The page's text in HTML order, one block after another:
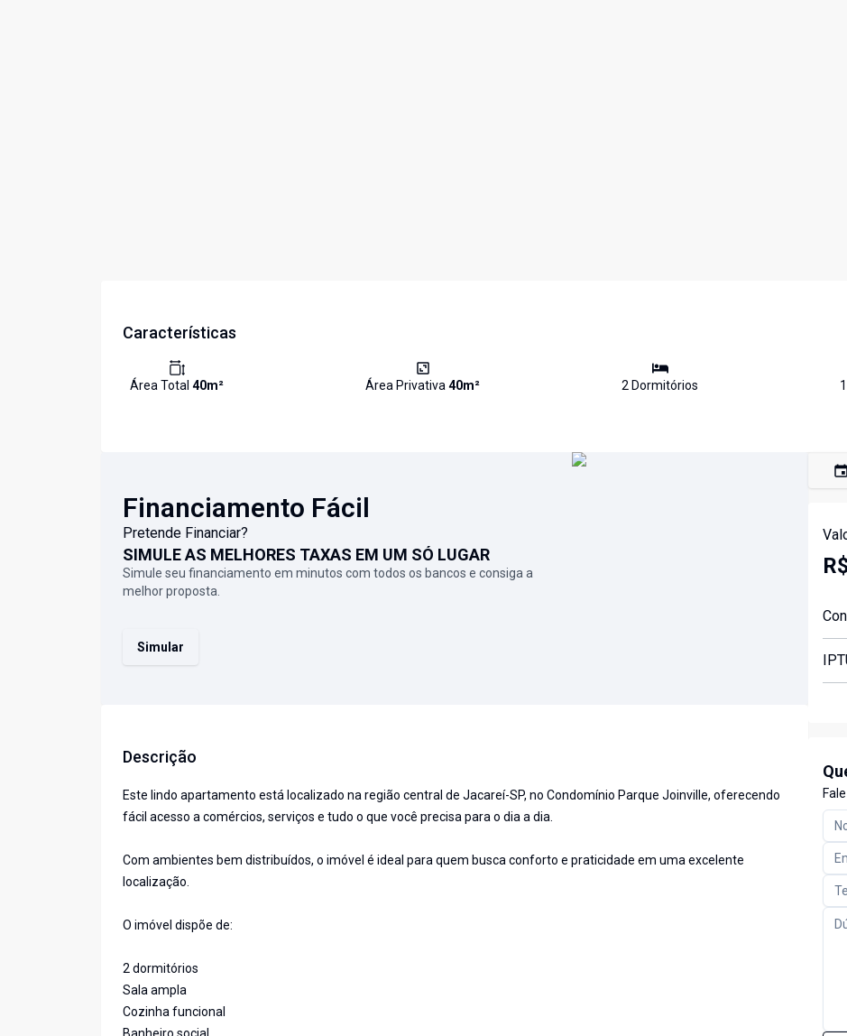
Características
Área Total 40m² Área Privativa40m² 2 Dormitórios 1
Financiamento Fácil
Pretende Financiar?
SIMULE AS MELHORES TAXAS EM UM SÓ LUGAR
Simule seu financiamento em minutos com todos os bancos e consiga a
melhor proposta.
Simular
Descrição
Este lindo apartamento está localizado na região central de Jacareí-SP, no Condomínio Parque Joinville, oferecendo
fácil acesso a comércios, serviços e tudo o que você precisa para o dia a dia.
Com ambientes bem distribuídos, o imóvel é ideal para quem busca conforto e praticidade em uma excelente
localização.
O imóvel dispõe de:
2 dormitórios
Sala ampla
Cozinha funcional